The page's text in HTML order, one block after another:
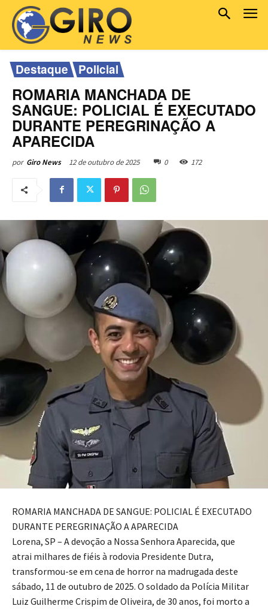
Destaque Policial
ROMARIA MANCHADA DE
SANGUE: POLICIAL É EXECUTADO
DURANTE PEREGRINAÇÃO A
APARECIDA
por Giro News 12 de outubro de 2025 0 172
ROMARIA MANCHADA DE SANGUE: POLICIAL É EXECUTADO
DURANTE PEREGRINAÇÃO A APARECIDA
Lorena, SP – A devoção a Nossa Senhora Aparecida, que
atrai milhares de fiéis à rodovia Presidente Dutra,
transformou-se em cena de horror na madrugada deste
sábado, 11 de outubro de 2025. O soldado da Polícia Militar
Luiz Guilherme Crispim de Oliveira, de 30 anos, foi morto a